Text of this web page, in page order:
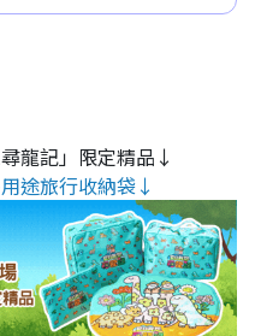
龍記」限定精品↓
途旅行收納袋↓